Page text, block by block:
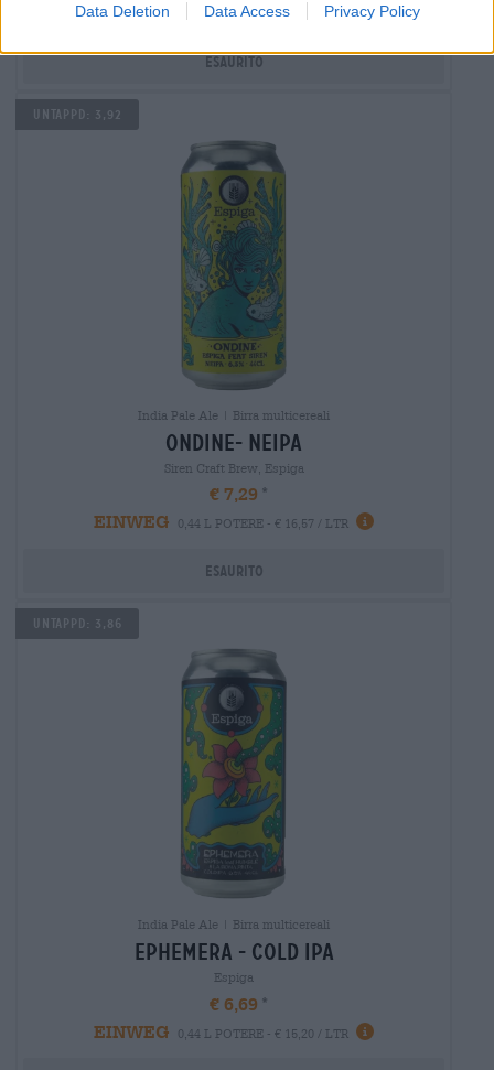
Data Deletion Data Access Privacy Policy
-
1 St. - € 0,59 / St.
Esaurito
UNTAPPD: 3,92
India Pale Ale | Birra multicereali
ondine- neipa
Siren Craft Brew, Espiga
€ 7,29
EINWEG
0,44 L POTERE - € 16,57 / LTR
Esaurito
UNTAPPD: 3,86
India Pale Ale | Birra multicereali
ephemera - cold ipa
Espiga
€ 6,69
EINWEG
0,44 L POTERE - € 15,20 / LTR